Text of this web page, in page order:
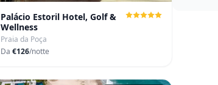
Palácio Estoril Hotel, Golf &
Wellness
Praia da Poça
Da€126/notte